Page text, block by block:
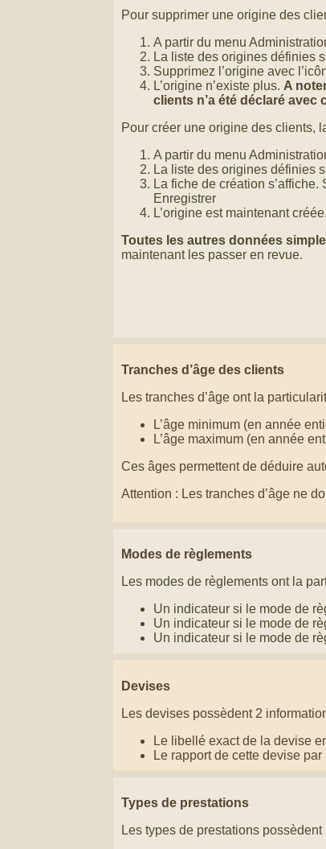
Pour supprimer une origine des
A partir du menu
La liste des origines définies
Supprimez l’origine avec
L’origine n’existe plus. A
clients n’a été déclaré avec
Pour créer une origine des clients,
A partir du menu
La liste des origines définies
La fiche de création
Enregistrer
L’origine est maintenant créée.
Toutes les autres données
maintenant les passer en revue.
Tranches d’âge des clients
Les tranches d’âge ont la
L’âge minimum (en année
L’âge maximum (en année
Ces âges permettent de déduire
Attention : Les tranches d’âge ne
Modes de règlements
Les modes de règlements ont la
Un indicateur si le mode de
Un indicateur si le mode de
Un indicateur si le mode de
Devises
Les devises possèdent 2
Le libellé exact de la devise
Le rapport de cette devise
Types de prestations
Les types de prestations